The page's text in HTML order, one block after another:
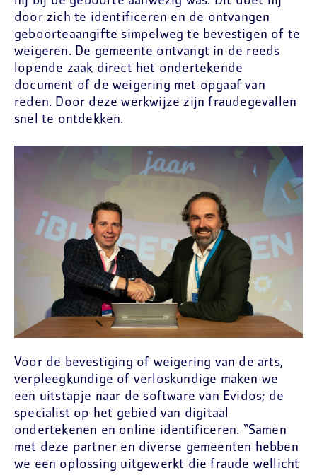
door zich te identificeren en de ontvangen
geboorteaangifte simpelweg te bevestigen of te
weigeren. De gemeente ontvangt in de reeds
lopende zaak direct het ondertekende
document of de weigering met opgaaf van
reden. Door deze werkwijze zijn fraudegevallen
snel te ontdekken.
Voor de bevestiging of weigering van de arts,
verpleegkundige of verloskundige maken we
een uitstapje naar de software van Evidos; de
specialist op het gebied van digitaal
ondertekenen en online identificeren. “Samen
met deze partner en diverse gemeenten hebben
we een oplossing uitgewerkt die fraude wellicht